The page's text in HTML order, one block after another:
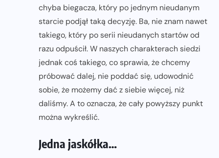
chyba biegacza, który po jednym nieudanym
starcie podjął taką decyzję. Ba, nie znam nawet
takiego, który po serii nieudanych startów od
razu odpuścił. W naszych charakterach siedzi
jednak coś takiego, co sprawia, że chcemy
próbować dalej, nie poddać się, udowodnić
sobie, że możemy dać z siebie więcej, niż
daliśmy. A to oznacza, że cały powyższy punkt
można wykreślić.
Jedna jaskółka…